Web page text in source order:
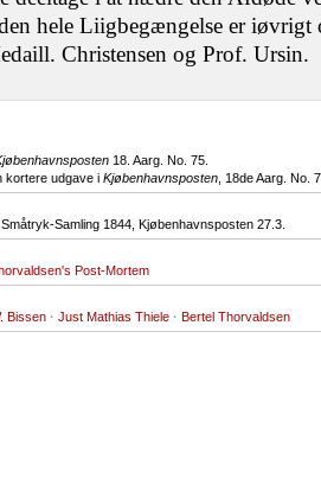
hele Liigbegængelse er
Christensen og Prof. Ursin.
18. Aarg. No. 75.
kortere udgave i Kjøbenhavnsposten , 18de Aarg.
Samling 1844, Kjøbenhavnsposten 27.3.
Post-Mortem
Bissen · Just Mathias Thiele · Bertel Thorvaldsen